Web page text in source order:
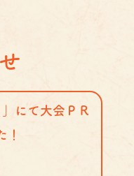
にて大会ＰＲ
！